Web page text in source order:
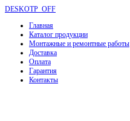
DESKOTP_OFF
Главная
Каталог продукции
Монтажные и ремонтные работы
Доставка
Оплата
Гарантия
Контакты